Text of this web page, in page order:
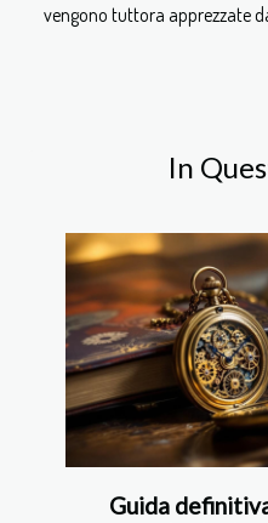
vengono tuttora apprezzate
In
Guida